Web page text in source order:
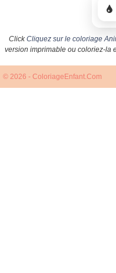
ClickCliquez sur le coloriage
version imprimable ou coloriez-la
© 2026 - ColoriageEnfant.Com